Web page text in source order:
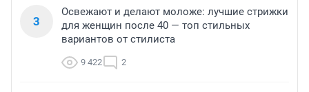
3
Освежают и делают моложе: лучшие стрижки
для женщин после 40 — топ стильных
вариантов от стилиста
9 422 2